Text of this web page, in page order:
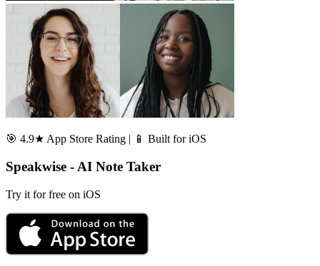
🎯 4.9★ App Store Rating | 📱 Built for iOS
Speakwise - AI Note Taker
Try it for free on iOS